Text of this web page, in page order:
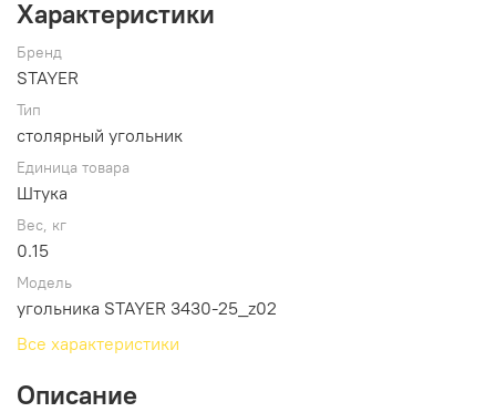
Характеристики
Бренд
STAYER
Тип
столярный угольник
Единица товара
Штука
Вес, кг
0.15
Модель
угольника STAYER 3430-25_z02
Все характеристики
Описание